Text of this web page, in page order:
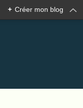
+ Créer mon blog